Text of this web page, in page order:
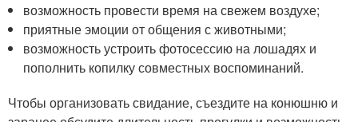
возможность провести время на свежем воздухе;
приятные эмоции от общения с животными;
возможность устроить фотосессию на лошадях и
пополнить копилку совместных воспоминаний.
Чтобы организовать свидание, съездите на конюшню и